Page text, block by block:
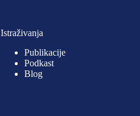
Istraživanja
Publikacije
Podkast
Blog